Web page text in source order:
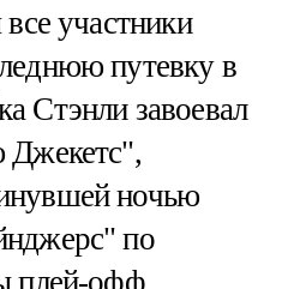
участники
путевку в
Стэнли завоевал
ночью
по